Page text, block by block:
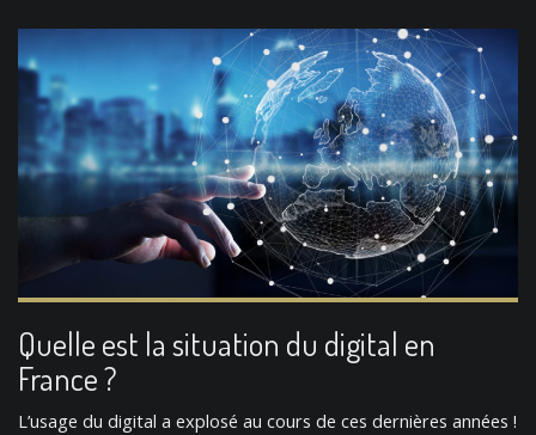
Quelle est la situation du digital en
France ?
L’usage du digital a explosé au cours de ces dernières années !